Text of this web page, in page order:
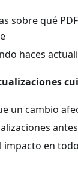
sobre qué
haces
un cambio
impacto en